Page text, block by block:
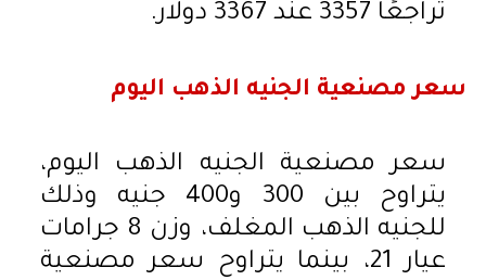
تراجعًا 3357 عند 3367 دولار.
سعر مصنعية الجنيه الذهب اليوم
سعر مصنعية الجنيه الذهب اليوم،
يتراوح بين 300 و400 جنيه وذلك
للجنيه الذهب المغلف، وزن 8 جرامات
عيار 21، بينما يتراوح سعر مصنعية